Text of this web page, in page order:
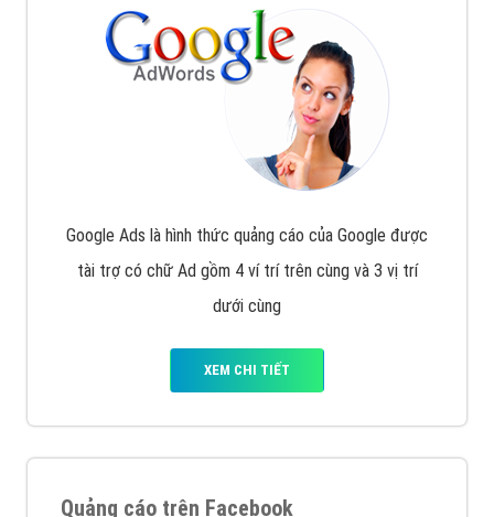
Nếu bạn đang cần quảng cáo, thiết kế web,
triển Website cho doanh nghiệp mình
. Đừng chần
chừ hãy nhấc máy lên và gọi ngay cho chúng tôi theo
Hotline: 0964 82 6644 (24/7) hoặc email:
để được tư vấn chuyên
sâu về giải pháp marketing hiệu quả cho doanh nghiệp